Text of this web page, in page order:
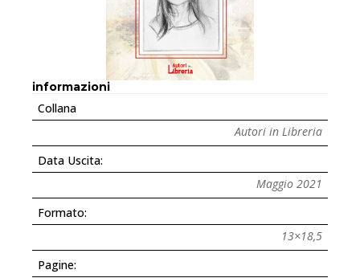
informazioni
Collana
Autori in Libreria
Data Uscita:
Maggio 2021
Formato:
13×18,5
Pagine: